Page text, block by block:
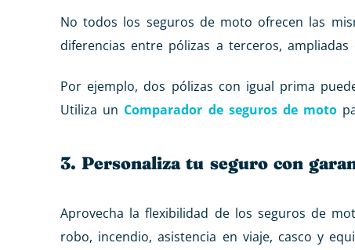
No todos los seguros de moto ofrecen las
diferencias entre pólizas a terceros,
Por ejemplo, dos pólizas con igual prima
Utiliza un Comparador de seguros de moto
3. Personaliza tu seguro con
Aprovecha la flexibilidad de los seguros de
robo, incendio, asistencia en viaje, casco y